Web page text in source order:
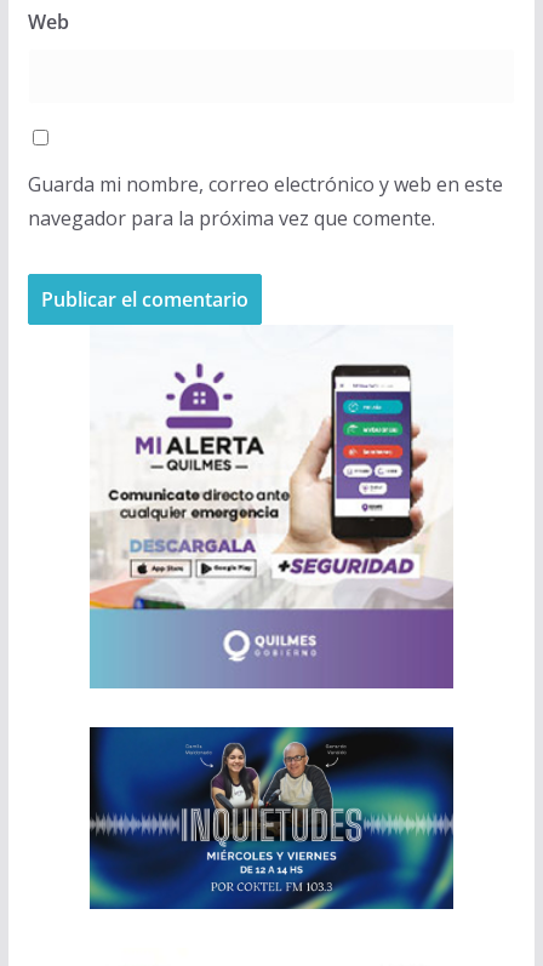
Web
Guarda mi nombre, correo electrónico y web en este
navegador para la próxima vez que comente.